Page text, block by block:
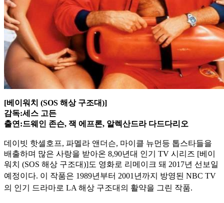
[베이워치 (SOS 해상 구조대)]
감독:세스 고든
출연:드웨인 존슨, 잭 에프론, 알렉산드라 다드다리오
데이빗 핫셀호프, 파멜라 앤더슨, 마이클 뉴먼등 톱스타들을
배출하며 많은 사랑을 받아온 8,90년대 인기 TV 시리즈 [베이
워치 (SOS 해상 구조대)]도 영화로 리메이크 돼 2017년 선보일
예정이다. 이 작품은 1989년부터 2001년까지 방영된 NBC TV
의 인기 드라마로 LA 해상 구조대의 활약을 그린 작품.